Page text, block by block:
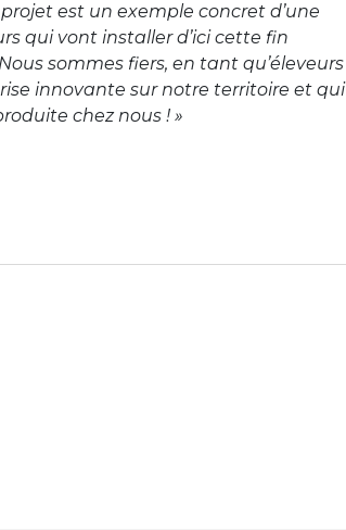
est un exemple concret d’une
qui vont installer d’ici cette fin
sommes fiers, en tant qu’éleveurs
innovante sur notre territoire et qui
chez nous ! »